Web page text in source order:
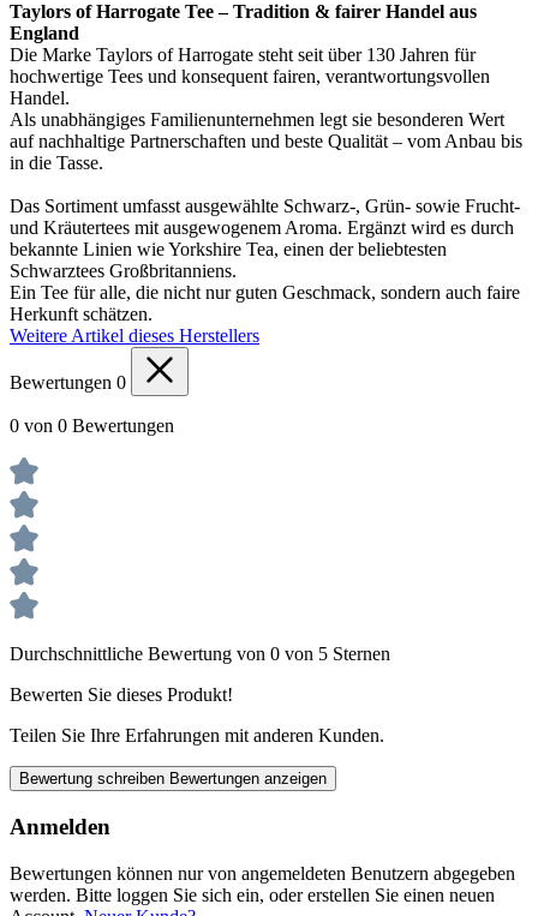
Taylors of Harrogate Tee – Tradition & fairer Handel aus
England
Die Marke Taylors of Harrogate steht seit über 130 Jahren für
hochwertige Tees und konsequent fairen, verantwortungsvollen
Handel.
Als unabhängiges Familienunternehmen legt sie besonderen Wert
auf nachhaltige Partnerschaften und beste Qualität – vom Anbau bis
in die Tasse.
Das Sortiment umfasst ausgewählte Schwarz-, Grün- sowie Frucht-
und Kräutertees mit ausgewogenem Aroma. Ergänzt wird es durch
bekannte Linien wie Yorkshire Tea, einen der beliebtesten
Schwarztees Großbritanniens.
Ein Tee für alle, die nicht nur guten Geschmack, sondern auch faire
Herkunft schätzen.
Weitere Artikel dieses Herstellers
Bewertungen 0
0 von 0 Bewertungen
Durchschnittliche Bewertung von 0 von 5 Sternen
Bewerten Sie dieses Produkt!
Teilen Sie Ihre Erfahrungen mit anderen Kunden.
Bewertung schreiben Bewertungen anzeigen
Anmelden
Bewertungen können nur von angemeldeten Benutzern abgegeben
werden. Bitte loggen Sie sich ein, oder erstellen Sie einen neuen